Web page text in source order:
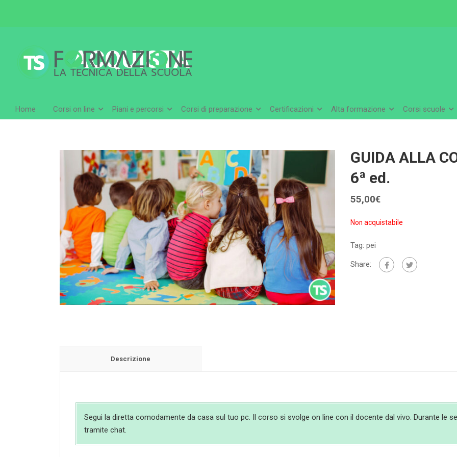
Home Corsi on line Piani e percorsi Corsi di preparazione Certificazioni Alta formazione Corsi scuole
ACQUISTA
GUIDA ALLA
6ª ed.
55,00€
Non acquistabile
Tag: pei
Share:
Descrizione
Segui la diretta comodamente da casa sul tuo pc. Il corso si svolge on line con il docente dal vivo. Durante le
tramite chat.